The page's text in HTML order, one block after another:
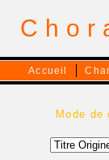
Accueil
Mode de